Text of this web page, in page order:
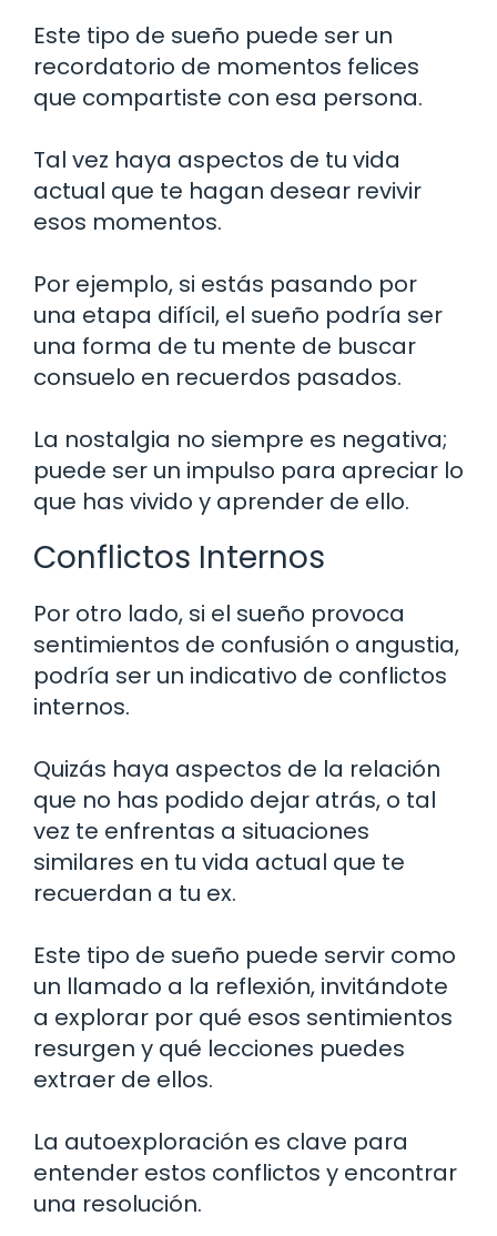
Este tipo de sueño puede ser un
recordatorio de momentos felices
que compartiste con esa persona.
Tal vez haya aspectos de tu vida
actual que te hagan desear revivir
esos momentos.
Por ejemplo, si estás pasando por
una etapa difícil, el sueño podría ser
una forma de tu mente de buscar
consuelo en recuerdos pasados.
La nostalgia no siempre es negativa;
puede ser un impulso para apreciar lo
que has vivido y aprender de ello.
Conflictos Internos
Por otro lado, si el sueño provoca
sentimientos de confusión o angustia,
podría ser un indicativo de conflictos
internos.
Quizás haya aspectos de la relación
que no has podido dejar atrás, o tal
vez te enfrentas a situaciones
similares en tu vida actual que te
recuerdan a tu ex.
Este tipo de sueño puede servir como
un llamado a la reflexión, invitándote
a explorar por qué esos sentimientos
resurgen y qué lecciones puedes
extraer de ellos.
La autoexploración es clave para
entender estos conflictos y encontrar
una resolución.